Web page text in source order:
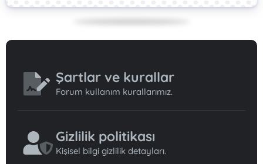
Şartlar ve kurallar
Forum kullanım kurallarımız.
Gizlilik politikası
Kişisel bilgi gizlilik detayları.